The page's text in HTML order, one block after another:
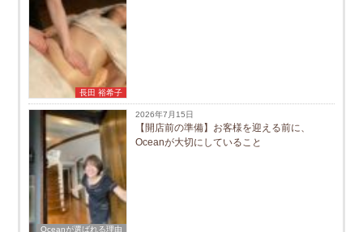
長田 裕希子
Oceanが選ばれる理由
2026年7月15日
【開店前の準備】お客様を迎える前に、
Oceanが大切にしていること